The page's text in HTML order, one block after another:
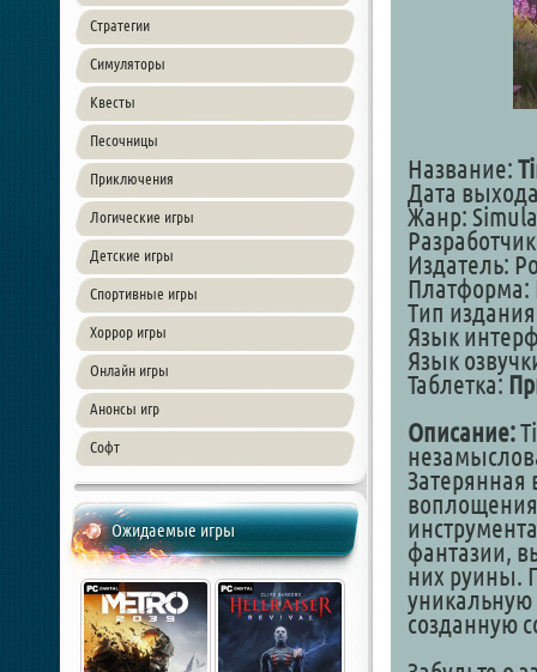
Стратегии
Симуляторы
Квесты
Песочницы
Приключения
Логические игры
Детские игры
Спортивные игры
Хоррор игры
Онлайн игры
Анонсы игр
Софт
Ожидаемые игры
Название:
Дата
Жанр:
Издатель:
Платформа:
Тип
Язык
Язык
Таблетка:
Описание:
Затерянная
фантазии,
них руины.
созданную